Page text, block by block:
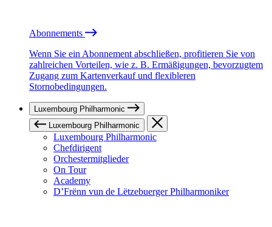
Abonnements
Wenn Sie ein Abonnement abschließen, profitieren Sie von
zahlreichen Vorteilen, wie z. B. Ermäßigungen, bevorzugtem
Zugang zum Kartenverkauf und flexibleren
Stornobedingungen.
Luxembourg Philharmonic
Luxembourg Philharmonic
Luxembourg Philharmonic
Chefdirigent
Orchestermitglieder
On Tour
Academy
D’Frënn vun de Lëtzebuerger Philharmoniker